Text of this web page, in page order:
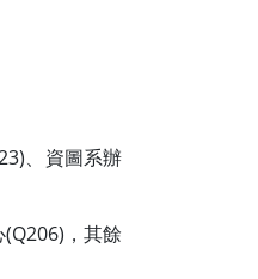
、資圖系辦
，其餘